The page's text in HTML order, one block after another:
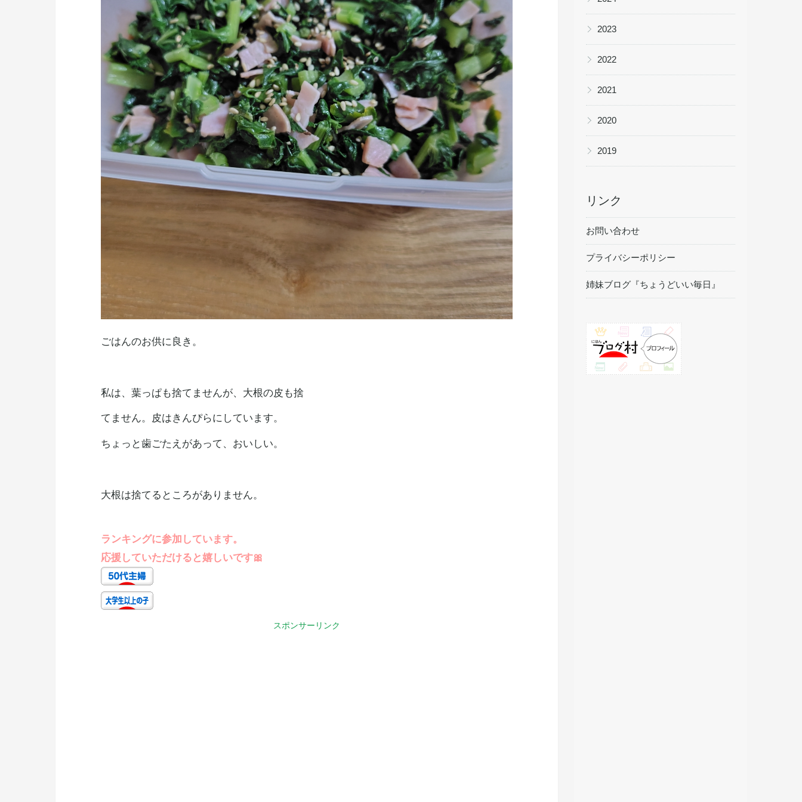
ごはんのお供に良き。
私は、葉っぱも捨てませんが、大根の皮も捨
てません。皮はきんぴらにしています。
ちょっと歯ごたえがあって、おいしい。
大根は捨てるところがありません。
ランキングに参加しています。
応援していただけると嬉しいです🎀
スポンサーリンク
▶ 2023
▶ 2022
▶ 2021
▶ 2020
▶ 2019
リンク
お問い合わせ
プライバシーポリシー
姉妹ブログ『ちょうどいい毎日』